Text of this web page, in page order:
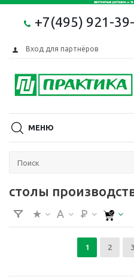
+7(495) 921-
Вход для партнёров
МЕНЮ
столы
1 2 3